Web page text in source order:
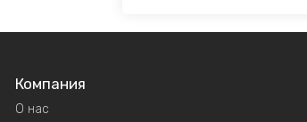
Компания
О нас